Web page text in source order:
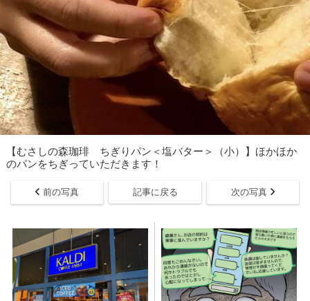
【むさしの森珈琲 ちぎりパン＜塩バター＞（小）】ほかほか
のパンをちぎっていただきます！
前の写真 記事に戻る 次の写真